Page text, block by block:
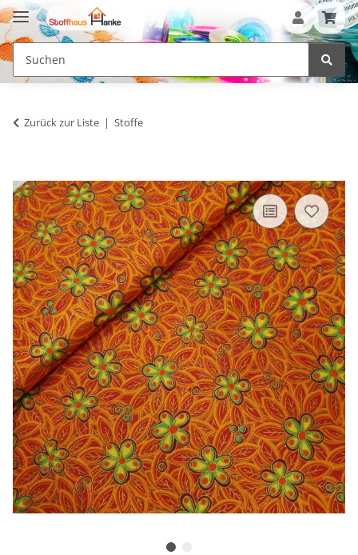
Zurück zur Liste Stoffe